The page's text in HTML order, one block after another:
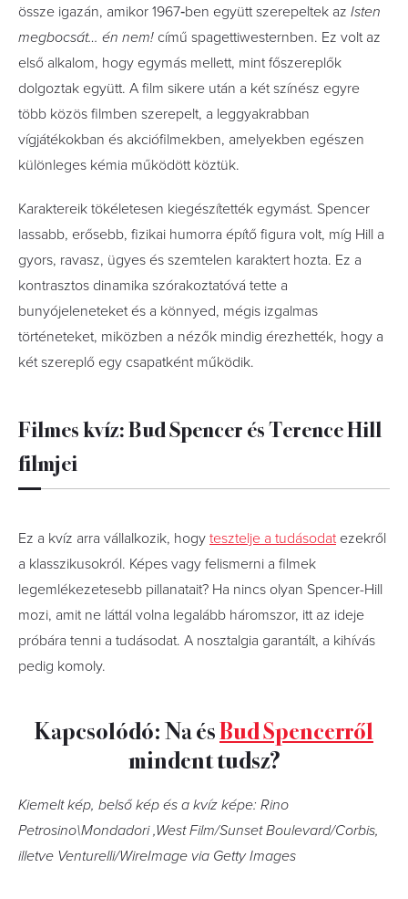
össze igazán, amikor 1967‑ben együtt szerepeltek az Isten
megbocsát… én nem! című spagettiwesternben. Ez volt az
első alkalom, hogy egymás mellett, mint főszereplők
dolgoztak együtt. A film sikere után a két színész egyre
több közös filmben szerepelt, a leggyakrabban
vígjátékokban és akciófilmekben, amelyekben egészen
különleges kémia működött köztük.
Karaktereik tökéletesen kiegészítették egymást. Spencer
lassabb, erősebb, fizikai humorra építő figura volt, míg Hill a
gyors, ravasz, ügyes és szemtelen karaktert hozta. Ez a
kontrasztos dinamika szórakoztatóvá tette a
bunyójeleneteket és a könnyed, mégis izgalmas
történeteket, miközben a nézők mindig érezhették, hogy a
két szereplő egy csapatként működik.
Filmes kvíz: Bud Spencer és Terence Hill
filmjei
Ez a kvíz arra vállalkozik, hogy tesztelje a tudásodatezekről
a klasszikusokról. Képes vagy felismerni a filmek
legemlékezetesebb pillanatait? Ha nincs olyan Spencer-Hill
mozi, amit ne láttál volna legalább háromszor, itt az ideje
próbára tenni a tudásodat. A nosztalgia garantált, a kihívás
pedig komoly.
Kapcsolódó: Na ésBud Spencerről
mindent tudsz?
Kiemelt kép, belső kép és a kvíz képe: Rino
Petrosino\Mondadori ,West Film/Sunset Boulevard/Corbis,
illetve Venturelli/WireImage via Getty Images